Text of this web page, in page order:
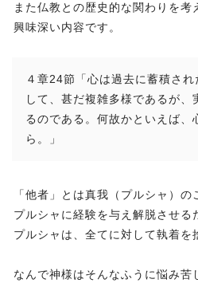
また仏教との歴史的な関わりを考
興味深い内容です。
４章24節「心は過去に蓄積さ
して、甚だ複雑多様であるが、
るのである。何故かといえば、
ら。」
「他者」とは真我（プルシャ）の
プルシャに経験を与え解脱させる
プルシャは、全てに対して執着を
なんで神様はそんなふうに悩み苦